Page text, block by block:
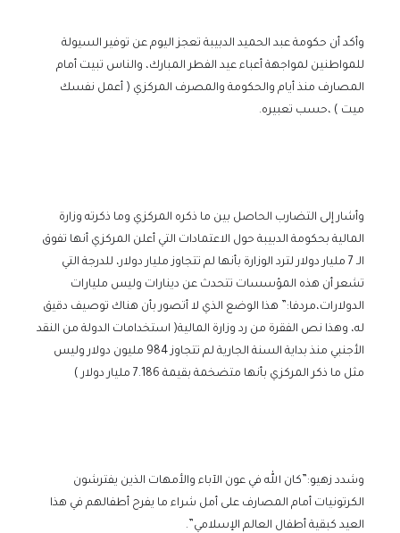
وأكد أن حكومة عبد الحميد الدبيبة تعجز اليوم عن توفير السيولة
للمواطنين لمواجهة أعباء عيد الفطر المبارك، والناس تبيت أمام
المصارف منذ أيام والحكومة والمصرف المركزي ( أعمل نفسك
ميت ) ،حسب تعبيره.
وأشار إلى التضارب الحاصل بين ما ذكره المركزي وما ذكرته وزارة
المالية بحكومة الدبيبة حول الاعتمادات التي أعلن المركزي أنها تفوق
الـ 7 مليار دولار لترد الوزارة بأنها لم تتجاوز مليار دولار، للدرجة التي
تشعر أن هذه المؤسسات تتحدث عن دينارات وليس مليارات
الدولارات،مردفا:” هذا الوضع الذي لا أتصور بأن هناك توصيف دقيق
له، وهذا نص الفقرة من رد وزارة المالية( استخدامات الدولة من النقد
الأجنبي منذ بداية السنة الجارية لم تتجاوز 984 مليون دولار وليس
مثل ما ذكر المركزي بأنها متضخمة بقيمة 7.186 مليار دولار )
وشدد زهيو:”كان الله في عون الآباء والأمهات الذين يفترشون
الكرتونيات أمام المصارف على أمل شراء ما يفرح أطفالهم في هذا
العيد كبقية أطفال العالم الإسلامي”.